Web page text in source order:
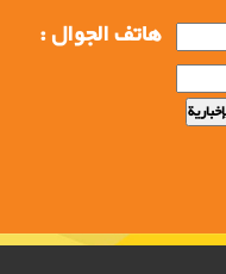
هاتف الجوال :